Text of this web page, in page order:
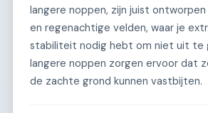
langere noppen, zijn juist
en regenachtige velden, waar je
stabiliteit nodig hebt om niet uit te
langere noppen zorgen ervoor dat
de zachte grond kunnen vastbijten.